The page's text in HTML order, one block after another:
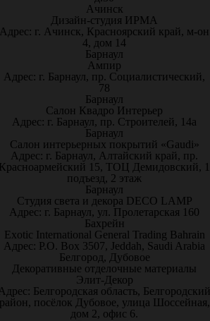
Ачинск
Дизайн-студия ИРМА
Адрес: г. Ачинск, Красноярский край, м-он
4, дом 14
Барнаул
Ампир
Адрес: г. Барнаул, пр. Социалистический,
78
Барнаул
Салон Квадро Интерьер
Адрес: г. Барнаул, пр. Строителей, 14а
Барнаул
Салон интерьерных покрытий «Gaudi»
Адрес: г. Барнаул, Алтайский край, пр.
15, ТОЦ Демидовский, 1
подъезд, 2 этаж
Барнаул
Студия света и декора DECO LAMP
Адрес: г. Барнаул, ул. Пролетарская 160
Бахрейн
Exotic International General Trading Bahrain
Адрес: P.O. Box 3507, Jeddah, Saudi Arabia
Белгород, Дубовое
Декоративные отделочные материалы
Элит-Декор
Белгородская область, Белгородский
посёлок Дубовое, улица Шоссейная,
дом 2, офис 6.